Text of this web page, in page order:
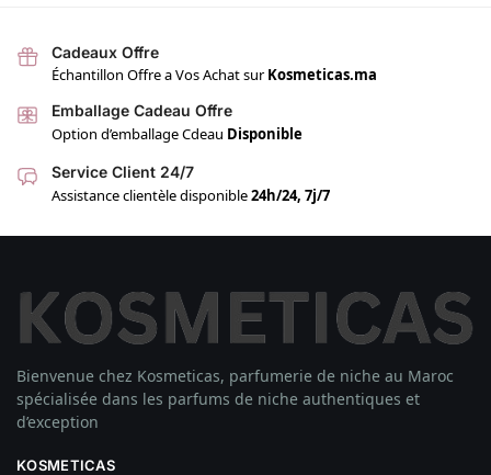
Cadeaux Offre
Échantillon Offre a Vos Achat surKosmeticas.ma
Emballage Cadeau Offre
Option d’emballage Cdeau Disponible
Service Client 24/7
Assistance clientèle disponible24h/24, 7j/7
Bienvenue chez Kosmeticas, parfumerie de niche au Maroc
spécialisée dans les parfums de niche authentiques et
d’exception
KOSMETICAS